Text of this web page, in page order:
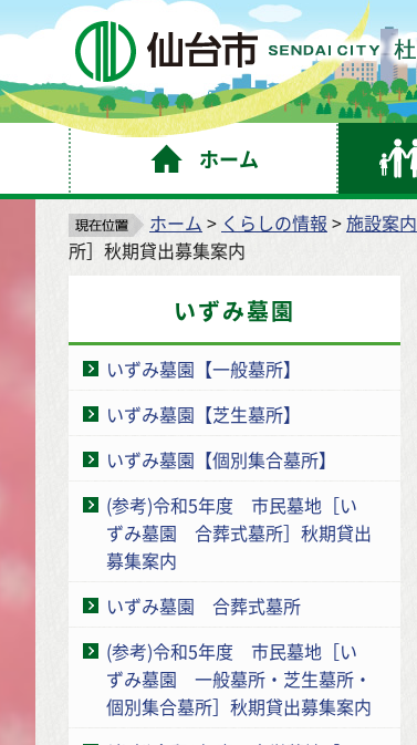
ホーム
ホーム > くらしの情報 >施設案内
所］秋期貸出募集案内
いずみ墓園
いずみ墓園【一般墓所】
いずみ墓園【芝生墓所】
いずみ墓園【個別集合墓所】
(参考)令和5年度 市民墓地［い
ずみ墓園 合葬式墓所］秋期貸出
募集案内
いずみ墓園 合葬式墓所
(参考)令和5年度 市民墓地［い
ずみ墓園 一般墓所・芝生墓所・
個別集合墓所］秋期貸出募集案内